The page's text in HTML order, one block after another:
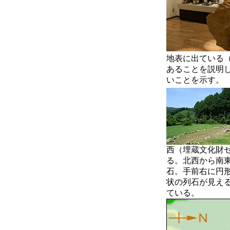
地表に出ている
あることを説明
いことを示す。
西（埋蔵文化財
る。北西から南
石。手前右に円
状の列石が見え
ている。